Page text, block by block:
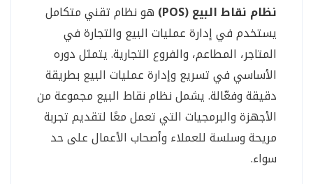
نظام نقاط البيع (POS)
هو نظام تقني متكامل
يستخدم في إدارة عمليات البيع والتجارة في
المتاجر، المطاعم، والفروع التجارية. يتمثل دوره
الأساسي في تسريع وإدارة عمليات البيع بطريقة
دقيقة وفعّالة. يشمل نظام نقاط البيع مجموعة من
الأجهزة والبرمجيات التي تعمل معًا لتقديم تجربة
مريحة وسلسة للعملاء وأصحاب الأعمال على حد
سواء.